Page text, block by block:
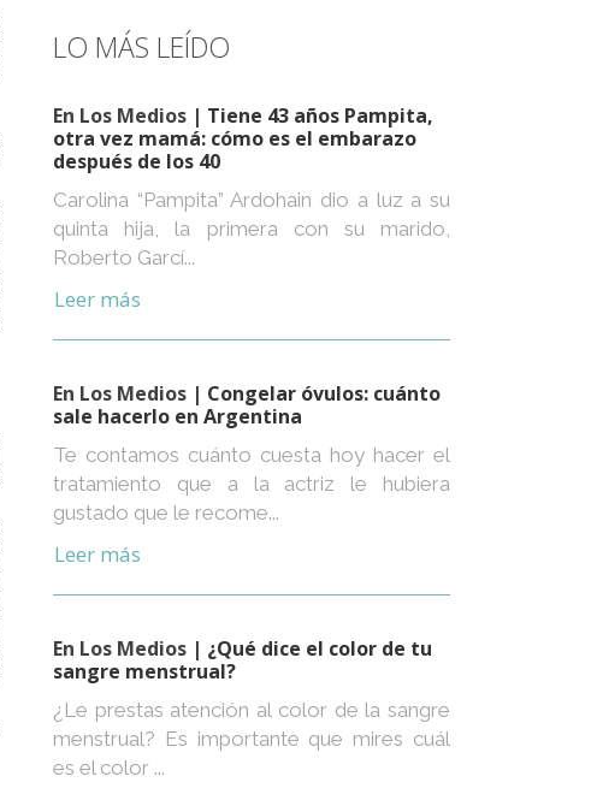
LO MÁS LEÍDO
En Los Medios | Tiene 43 años Pampita,
otra vez mamá: cómo es el embarazo
después de los 40
Carolina “Pampita” Ardohain dio a luz a su
quinta hija, la primera con su marido,
Roberto Garcí...
Leer más
En Los Medios | Congelar óvulos: cuánto
sale hacerlo en Argentina
Te contamos cuánto cuesta hoy hacer el
tratamiento que a la actriz le hubiera
gustado que le recome...
Leer más
En Los Medios | ¿Qué dice el color de tu
sangre menstrual?
¿Le prestas atención al color de la sangre
menstrual? Es importante que mires cuál
es el color ...